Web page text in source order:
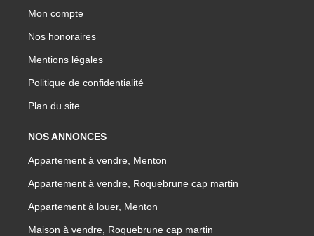
Mon compte
Nos honoraires
Mentions légales
Politique de confidentialité
Plan du site
NOS ANNONCES
Appartement à vendre, Menton
Appartement à vendre, Roquebrune cap martin
Appartement à louer, Menton
Maison à vendre, Roquebrune cap martin